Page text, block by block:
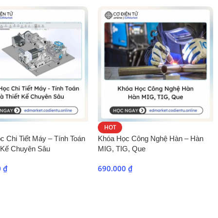
thao tác trên giao diện đồ họa.
Nâng Cao(3 giờ)
Editor).
Chi Tiết Máy – Tính Toán
Chuyên Sâu
₫
HOT
Khóa Học Công Nghệ Hàn – Hàn
MIG, TIG, Que
690.000₫